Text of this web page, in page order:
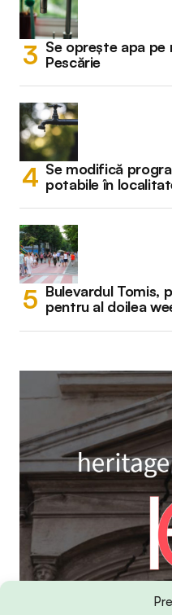
Se oprește apa pe
Pescărie
Se modifică
potabile în
Bulevardul Tomis,
pentru al doilea